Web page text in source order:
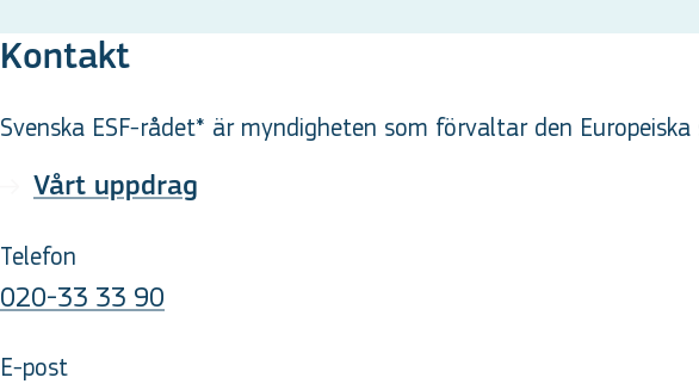
Kontakt
Svenska ESF-rådet* är myndigheten som förvaltar den
Vårt uppdrag
Telefon
020-33 33 90
E-post